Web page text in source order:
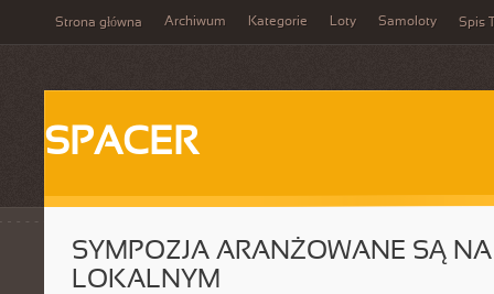
Strona główna Archiwum Kategorie Loty Samoloty Spis
SPACER
SYMPOZJA ARANŻOWANE SĄ
LOKALNYM